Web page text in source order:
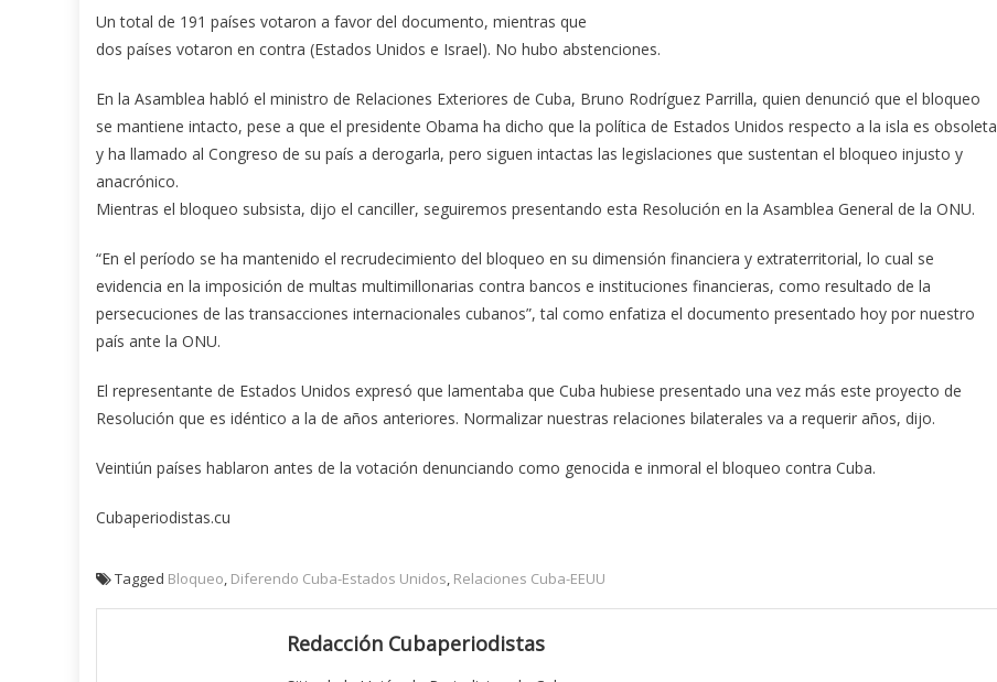
Un total de 191 países votaron a favor del documento, mientras que
dos países votaron en contra (Estados Unidos e Israel). No hubo abstenciones.
En la Asamblea habló el ministro de Relaciones Exteriores de Cuba, Bruno Rodríguez Parrilla, quien denunció que el bloqueo
se mantiene intacto, pese a que el presidente Obama ha dicho que la política de Estados Unidos respecto a la isla es obsoleta
y ha llamado al Congreso de su país a derogarla, pero siguen intactas las legislaciones que sustentan el bloqueo injusto y
anacrónico.
Mientras el bloqueo subsista, dijo el canciller, seguiremos presentando esta Resolución en la Asamblea General de la ONU.
“En el período se ha mantenido el recrudecimiento del bloqueo en su dimensión financiera y extraterritorial, lo cual se
evidencia en la imposición de multas multimillonarias contra bancos e instituciones financieras, como resultado de la
persecuciones de las transacciones internacionales cubanos”, tal como enfatiza el documento presentado hoy por nuestro
país ante la ONU.
El representante de Estados Unidos expresó que lamentaba que Cuba hubiese presentado una vez más este proyecto de
Resolución que es idéntico a la de años anteriores. Normalizar nuestras relaciones bilaterales va a requerir años, dijo.
Veintiún países hablaron antes de la votación denunciando como genocida e inmoral el bloqueo contra Cuba.
Cubaperiodistas.cu
Tagged Bloqueo, Diferendo Cuba-Estados Unidos, Relaciones Cuba-EEUU
Redacción Cubaperiodistas